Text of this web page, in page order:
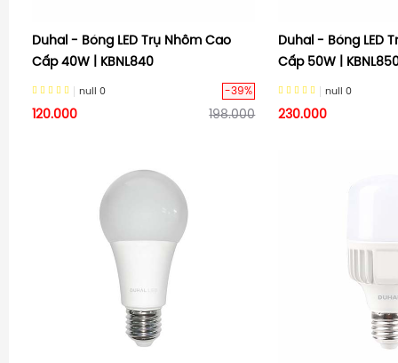
Duhal - Bóng LED Trụ Nhôm Cao
Cấp 40W | KBNL840
null 0 -39%
120.000 198.000
Duhal - Bóng LED
Cấp 50W |
null 0
230.000